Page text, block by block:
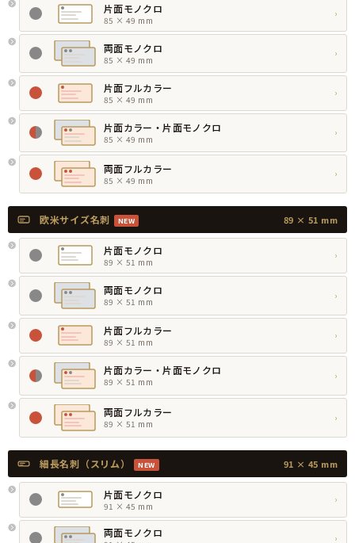
片面モノクロ
85 × 49 mm
›
両面モノクロ
85 × 49 mm
›
片面フルカラー
85 × 49 mm
›
片面カラー・片面モノクロ
85 × 49 mm
›
両面フルカラー
85 × 49 mm
›
欧米サイズ名刺 NEW 89 × 51 mm
片面モノクロ
89 × 51 mm
›
両面モノクロ
89 × 51 mm
›
片面フルカラー
89 × 51 mm
›
片面カラー・片面モノクロ
89 × 51 mm
›
両面フルカラー
89 × 51 mm
›
細長名刺（スリム） NEW 91 × 45 mm
片面モノクロ
91 × 45 mm
›
両面モノクロ ›